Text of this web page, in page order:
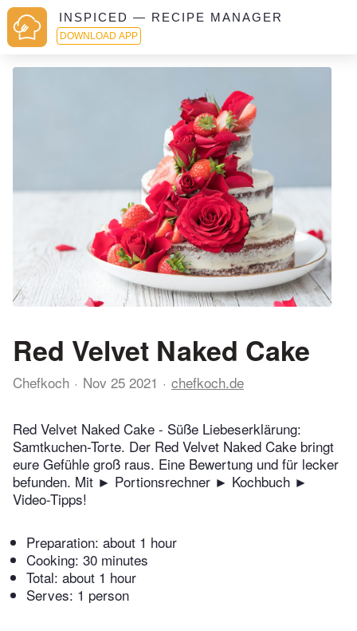
INSPICED — RECIPE MANAGER
DOWNLOAD APP
Red Velvet Naked Cake
Chefkoch Nov 25 2021 chefkoch.de
Red Velvet Naked Cake - Süße Liebeserklärung:
Samtkuchen-Torte. Der Red Velvet Naked Cake bringt
eure Gefühle groß raus. Eine Bewertung und für lecker
befunden. Mit ► Portionsrechner ► Kochbuch ►
Video-Tipps!
Preparation: about 1 hour
Cooking: 30 minutes
Total: about 1 hour
Serves: 1 person